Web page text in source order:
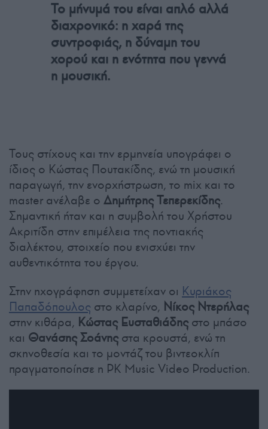
Το μήνυμά του είναι απλό αλλά
διαχρονικό: η χαρά της
συντροφιάς, η δύναμη του
χορού και η ενότητα που γεννά
η μουσική.
Τους στίχους και την ερμηνεία υπογράφει ο
ίδιος ο Κώστας Πουτακίδης, ενώ τη μουσική
παραγωγή, την ενορχήστρωση, το mix και το
master ανέλαβε ο Δημήτρης Τεπερεκίδης.
Σημαντική ήταν και η συμβολή του Χρήστου
Ακριτίδη στην επιμέλεια της ποντιακής
διαλέκτου, στοιχείο που ενισχύει την
αυθεντικότητα του έργου.
Στην ηχογράφηση συμμετείχαν οι Κυριάκος
Παπαδόπουλος στο κλαρίνο, Νίκος Ντερήλας
στην κιθάρα, Κώστας Ευσταθιάδηςστο μπάσο
και Θανάσης Σοάνηςστα κρουστά, ενώ τη
σκηνοθεσία και το μοντάζ του βιντεοκλίπ
πραγματοποίησε η PK Music Video Production.